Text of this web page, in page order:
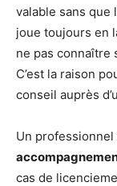
valable sans que
joue toujours en
ne pas connaître
C’est la raison
conseil auprès
Un
cas de